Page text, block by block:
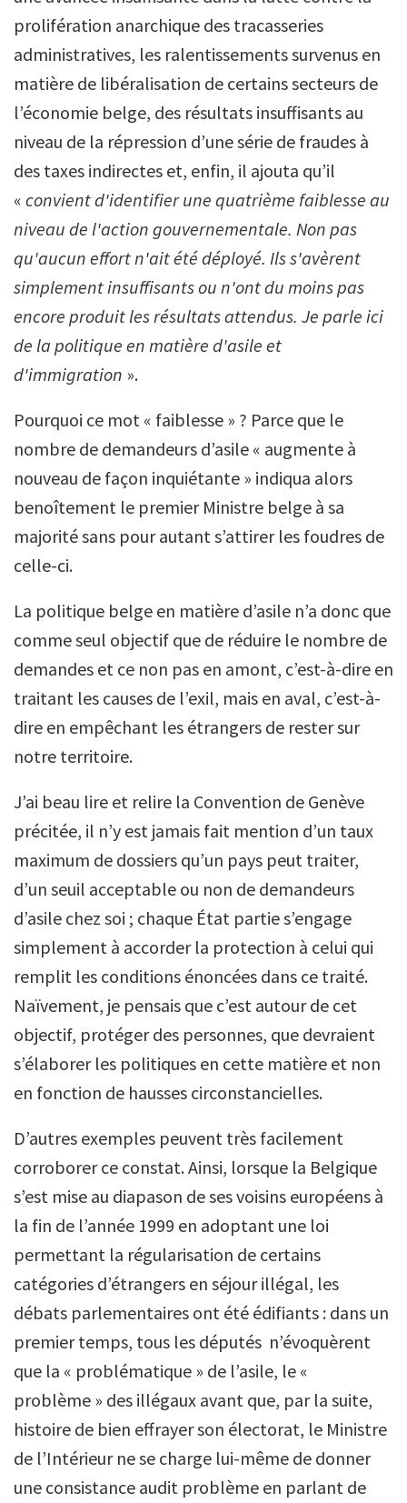
prolifération anarchique des tracasseries
administratives, les ralentissements survenus en
matière de libéralisation de certains secteurs de
l’économie belge, des résultats insuffisants au
niveau de la répression d’une série de fraudes à
des taxes indirectes et, enfin, il ajouta qu’il
« convient d'identifier une quatrième faiblesse au
niveau de l'action gouvernementale. Non pas
qu'aucun effort n'ait été déployé. Ils s'avèrent
simplement insuffisants ou n'ont du moins pas
encore produit les résultats attendus. Je parle ici
de la politique en matière d'asile et
d'immigration ».
Pourquoi ce mot « faiblesse » ? Parce que le
nombre de demandeurs d’asile « augmente à
nouveau de façon inquiétante » indiqua alors
benoîtement le premier Ministre belge à sa
majorité sans pour autant s’attirer les foudres de
celle-ci.
La politique belge en matière d’asile n’a donc que
comme seul objectif que de réduire le nombre de
demandes et ce non pas en amont, c’est-à-dire en
traitant les causes de l’exil, mais en aval, c’est-à-
dire en empêchant les étrangers de rester sur
notre territoire.
J’ai beau lire et relire la Convention de Genève
précitée, il n’y est jamais fait mention d’un taux
maximum de dossiers qu’un pays peut traiter,
d’un seuil acceptable ou non de demandeurs
d’asile chez soi ; chaque État partie s’engage
simplement à accorder la protection à celui qui
remplit les conditions énoncées dans ce traité.
Naïvement, je pensais que c’est autour de cet
objectif, protéger des personnes, que devraient
s’élaborer les politiques en cette matière et non
en fonction de hausses circonstancielles.
D’autres exemples peuvent très facilement
corroborer ce constat. Ainsi, lorsque la Belgique
s’est mise au diapason de ses voisins européens à
la fin de l’année 1999 en adoptant une loi
permettant la régularisation de certains
catégories d’étrangers en séjour illégal, les
débats parlementaires ont été édifiants : dans un
premier temps, tous les députés n’évoquèrent
que la « problématique » de l’asile, le «
problème » des illégaux avant que, par la suite,
histoire de bien effrayer son électorat, le Ministre
de l’Intérieur ne se charge lui-même de donner
une consistance audit problème en parlant de